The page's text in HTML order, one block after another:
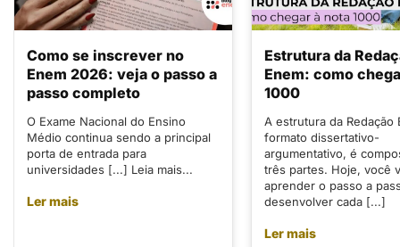
Como se inscrever no
Enem 2026: veja o passo a
passo completo
O Exame Nacional do Ensino
Médio continua sendo a principal
porta de entrada para
universidades [...] Leia mais...
Ler mais
Estrutura da
Enem: como
1000
A estrutura da Redação
formato dissertativo-
argumentativo, é
três partes. Hoje, você
aprender o passo a
desenvolver cada [...]
Ler mais